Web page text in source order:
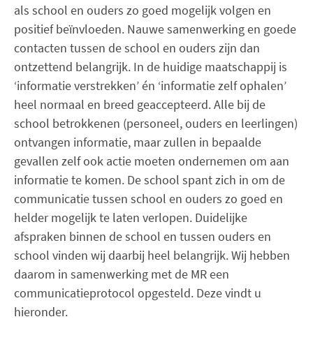
als school en ouders zo goed mogelijk volgen en
positief beïnvloeden. Nauwe samenwerking en goede
contacten tussen de school en ouders zijn dan
ontzettend belangrijk. In de huidige maatschappij is
‘informatie verstrekken’ én ‘informatie zelf ophalen’
heel normaal en breed geaccepteerd. Alle bij de
school betrokkenen (personeel, ouders en leerlingen)
ontvangen informatie, maar zullen in bepaalde
gevallen zelf ook actie moeten ondernemen om aan
informatie te komen. De school spant zich in om de
communicatie tussen school en ouders zo goed en
helder mogelijk te laten verlopen. Duidelijke
afspraken binnen de school en tussen ouders en
school vinden wij daarbij heel belangrijk. Wij hebben
daarom in samenwerking met de MR een
communicatieprotocol opgesteld. Deze vindt u
hieronder.